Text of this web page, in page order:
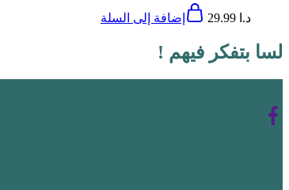
د.ا إضافة إلى السلة
لسا بتفكر فيهم !